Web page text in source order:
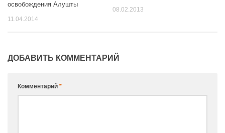
освобождения Алушты
11.04.2014
08.02.2013
ДОБАВИТЬ КОММЕНТАРИЙ
Комментарий *